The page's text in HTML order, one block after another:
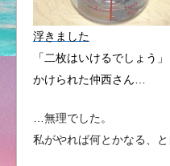
浮きました
「二枚はいけるでしょう
かけられた仲西さん…
…無理でした。
私がやれば何とかなる、